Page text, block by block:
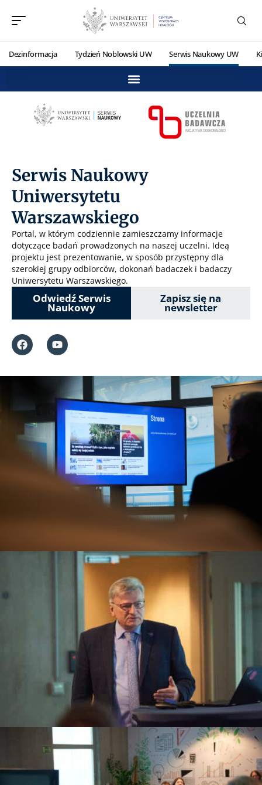
Dezinformacja Tydzień Noblowski UW Serwis Naukowy UW
Serwis Naukowy
Uniwersytetu
Warszawskiego
Portal, w którym codziennie zamieszczamy informacje
dotyczące badań prowadzonych na naszej uczelni. Ideą
projektu jest prezentowanie, w sposób przystępny dla
szerokiej grupy odbiorców, dokonań badaczek i badaczy
Uniwersytetu Warszawskiego.
Odwiedź Serwis
Naukowy
Zapisz się na
newsletter